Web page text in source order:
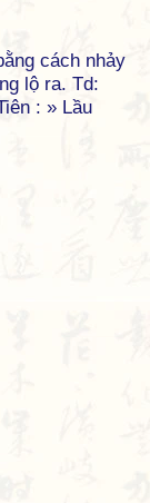
cách nhảy
lộ ra. Td:
: » Lầu